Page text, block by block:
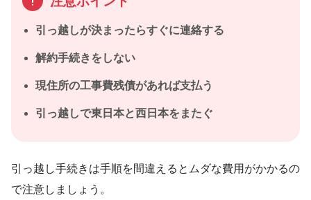
引っ越しが決まったらすぐに連絡する
解約手続きをしない
現住所の工事費残債があれば支払う
引っ越しで東日本と西日本をまたぐ
引っ越し手続きは手順を間違えるとムダな費用がかかるの
で注意しましょう。